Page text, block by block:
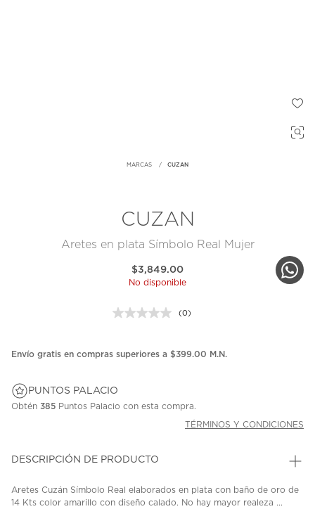
MARCAS CUZAN
CUZAN
Aretes en plata Símbolo Real Mujer
$3,849.00
No disponible
Sin
en
(0)
Envío gratis en compras superiores a $399.00 M.N.
PUNTOS PALACIO
Obtén 385 Puntos Palacio con esta compra.
TÉRMINOS Y CONDICIONES
DESCRIPCIÓN DE PRODUCTO
Aretes Cuzán Símbolo Real elaborados en plata con baño de oro de
14 Kts color amarillo con diseño calado. No hay mayor realeza ...